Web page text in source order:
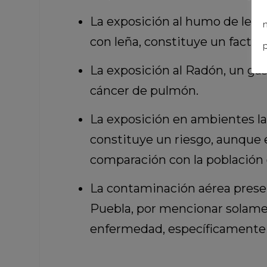
La exposición al humo de
con leña, constituye un factor
La exposición al Radón, un
cáncer de pulmón.
La exposición en ambientes
constituye un riesgo, aunque
comparación con la población
La contaminación aérea
Puebla, por mencionar
enfermedad,